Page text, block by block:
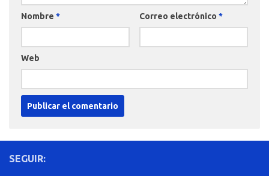
Nombre * Correo electrónico *
Web
SEGUIR: